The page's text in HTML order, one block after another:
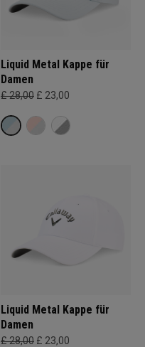
Liquid Metal Kappe für
Damen
£ 28,00 £ 23,00
Liquid Metal Kappe für
Damen
£ 28,00 £ 23,00